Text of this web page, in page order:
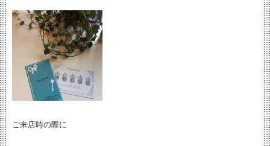
ご来店時の際に